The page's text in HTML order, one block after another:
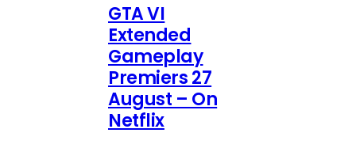
GTA VI
Extended
Gameplay
Premiers 27
August – On
Netflix